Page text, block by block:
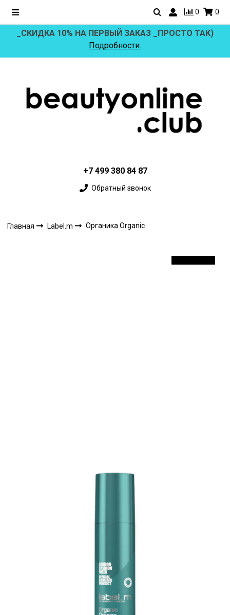
0 0
_СКИДКА 10% НА ПЕРВЫЙ ЗАКАЗ _ПРОСТО ТАК)
Подробности.
+7 499 380 84 87
Обратный звонок
Главная Label.m Органика Organic